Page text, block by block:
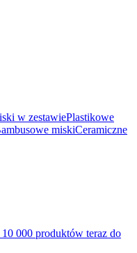
w zestawiePlastikowe
miskiCeramiczne
000 produktów teraz do